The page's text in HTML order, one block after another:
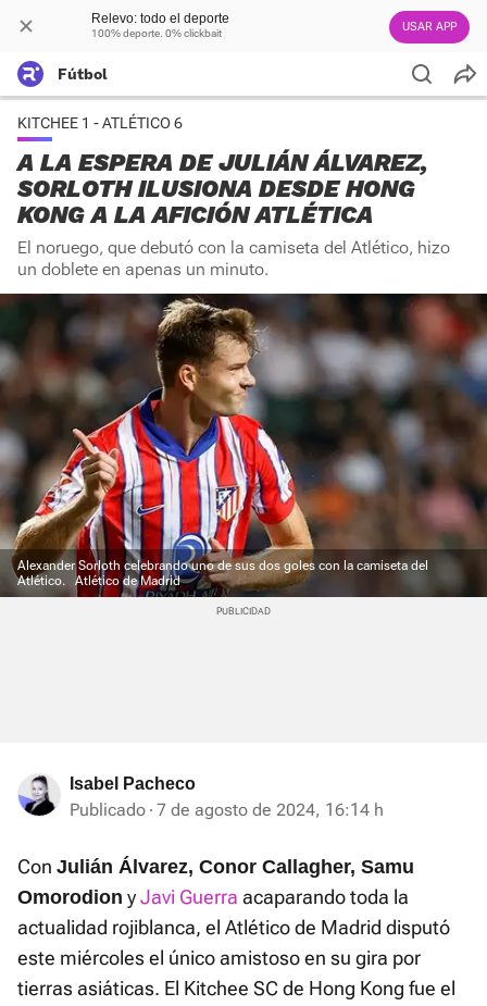
Relevo: todo el deporte
100% deporte. 0% clickbait USAR APP
Fútbol
KITCHEE 1 - ATLÉTICO 6
A LA ESPERA DE JULIÁN ÁLVAREZ,
SORLOTH ILUSIONA DESDE HONG
KONG A LA AFICIÓN ATLÉTICA
El noruego, que debutó con la camiseta del Atlético, hizo
un doblete en apenas un minuto.
Alexander Sorloth celebrando uno de sus dos goles con la camiseta del
Atlético.
Atlético de Madrid
Isabel Pacheco
Publicado 7 de agosto de 2024, 16:14 h
Con Julián Álvarez, Conor Callagher, Samu
Omorodion yJavi Guerra acaparando toda la
actualidad rojiblanca, el Atlético de Madrid disputó
este miércoles el único amistoso en su gira por
tierras asiáticas. El Kitchee SC de Hong Kong fue el